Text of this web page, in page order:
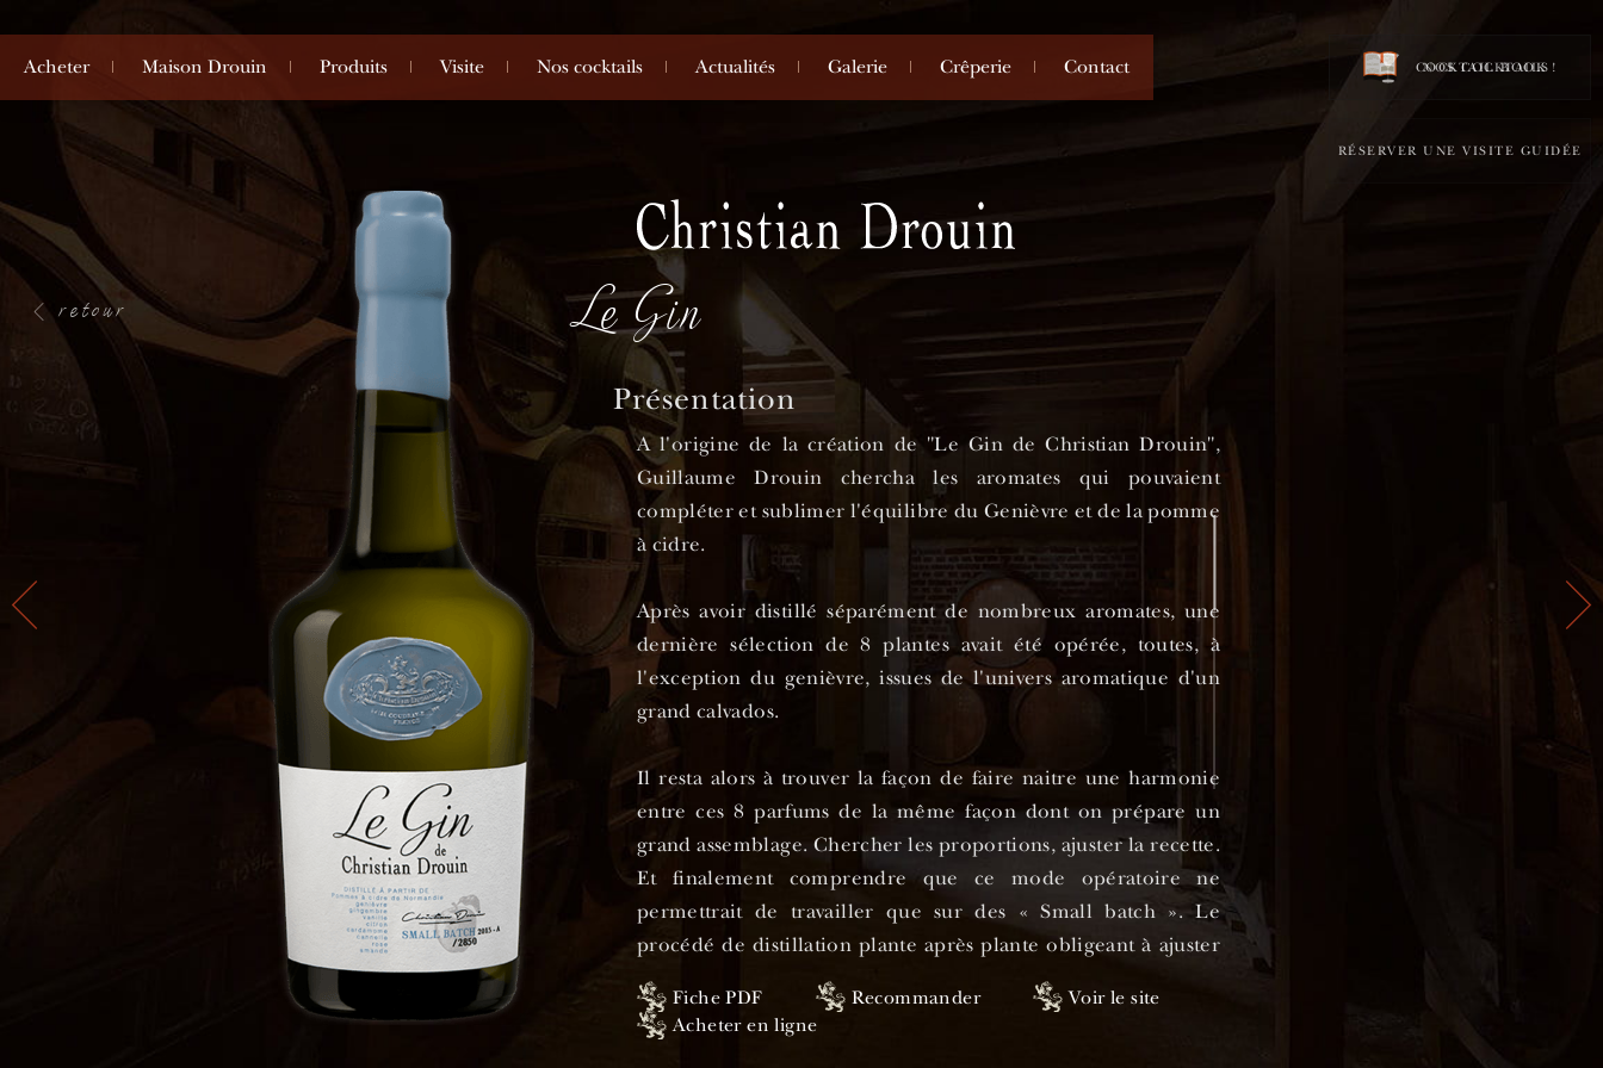
Acheter Maison Drouin Produits Visite Nos cocktails Actualités Galerie Crêperie Contact COCKTAIL BOOK !
RÉSERVER UNE VISITE GUIDÉE
NOS COCKTAILS
retour Le Gin
Présentation
A l'origine de la création de "Le Gin de Christian Drouin",
Guillaume Drouin chercha les aromates qui pouvaient
compléter et sublimer l'équilibre du Genièvre et de la pomme
à cidre.
Après avoir distillé séparément de nombreux aromates, une
dernière sélection de 8 plantes avait été opérée, toutes, à
l'exception du genièvre, issues de l'univers aromatique d'un
grand calvados.
Il resta alors à trouver la façon de faire naitre une harmonie
entre ces 8 parfums de la même façon dont on prépare un
grand assemblage. Chercher les proportions, ajuster la recette.
Et finalement comprendre que ce mode opératoire ne
permettrait de travailler que sur des « Small batch ». Le
procédé de distillation plante après plante obligeant à ajuster
chaque fois les proportions qui donnaient le meilleur
assemblage.
Fiche PDF Recommander
Voir le site
Acheter en ligne